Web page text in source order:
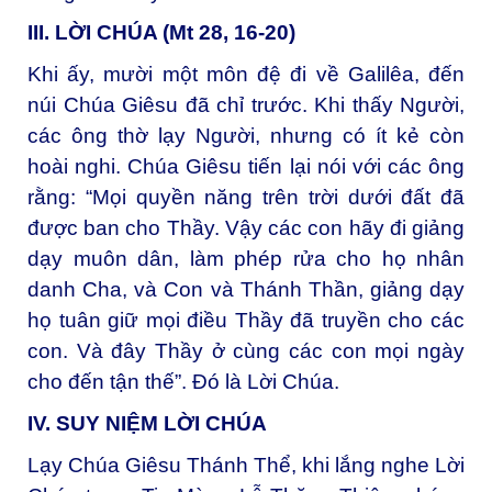
III. LỜI CHÚA (Mt 28, 16-20)
Khi ấy, mười một môn đệ đi về Galilêa, đến
núi Chúa Giêsu đã chỉ trước. Khi thấy Người,
các ông thờ lạy Người, nhưng có ít kẻ còn
hoài nghi. Chúa Giêsu tiến lại nói với các ông
rằng: “Mọi quyền năng trên trời dưới đất đã
được ban cho Thầy. Vậy các con hãy đi giảng
dạy muôn dân, làm phép rửa cho họ nhân
danh Cha, và Con và Thánh Thần, giảng dạy
họ tuân giữ mọi điều Thầy đã truyền cho các
con. Và đây Thầy ở cùng các con mọi ngày
cho đến tận thế”. Đó là Lời Chúa.
IV. SUY NIỆM LỜI CHÚA
Lạy Chúa Giêsu Thánh Thể, khi lắng nghe Lời